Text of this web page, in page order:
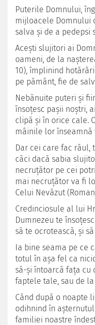
Puterile Domnului,
mijloacele Domnului
salva şi de a pedepsi
Aceşti slujitori ai
oameni, de la
10), împlinind
pe pământ, fie de
Nebănuite puteri şi
însoţesc paşii noştri,
clipă şi în orice cale.
mâinile lor înseamnă
Dar cei care fac răul,
căci dacă sabia
necruţător pe cei
mai necruţător va fi
Celui Nevăzut
Credinciosule al lui
Dumnezeu te
să te ocrotească, şi
Ia bine seama pe ce
totul în aşa fel ca
să-şi întoarcă faţa cu
faptele tale, sau de
Când după o noapte
odihnind în
familiei noastre